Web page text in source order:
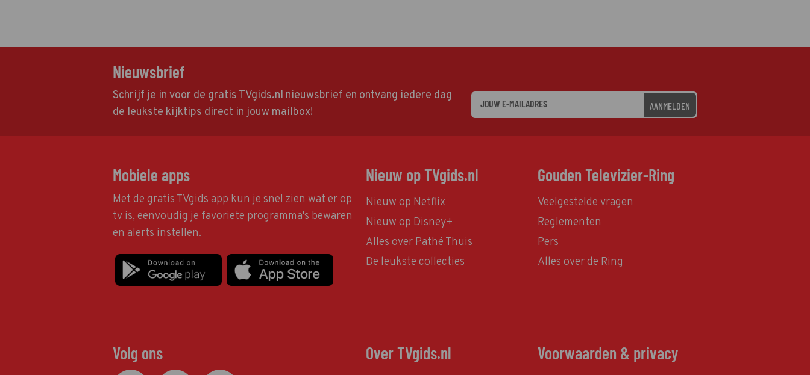
Nieuwsbrief
Schrijf je in voor de gratis TVgids.nl nieuwsbrief en ontvang iedere dag
de leukste kijktips direct in jouw mailbox!
AANMELDEN
Mobiele apps
Met de gratis TVgids app kun je snel zien wat er op
tv is, eenvoudig je favoriete programma's bewaren
en alerts instellen.
Nieuw op TVgids.nl
Nieuw op Netflix
Nieuw op Disney+
Alles over Pathé Thuis
De leukste collecties
Gouden Televizier-Ring
Veelgestelde vragen
Reglementen
Pers
Alles over de Ring
Volg ons Over TVgids.nl Voorwaarden & privacy